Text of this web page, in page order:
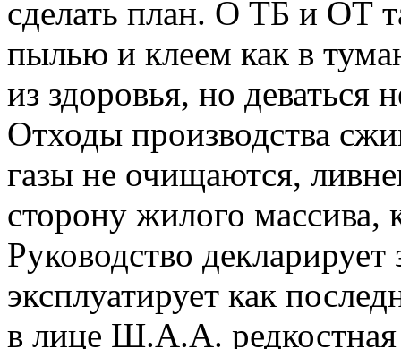
сделать план. О ТБ и ОТ
пылью и клеем как в
из здоровья, но деваться
Отходы производства
газы не очищаются,
сторону жилого массива,
Руководство
эксплуатирует как
в лице Ш.А.А. редкостная